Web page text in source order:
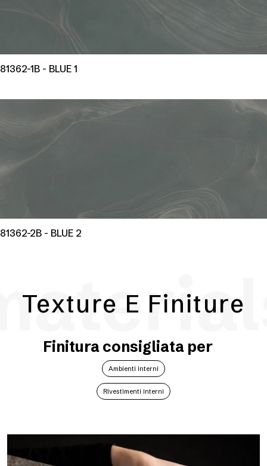
81362-1B - BLUE 1
81362-2B - BLUE 2
Texture E Finiture
Finitura consigliata per
Ambienti interni
Rivestimenti interni